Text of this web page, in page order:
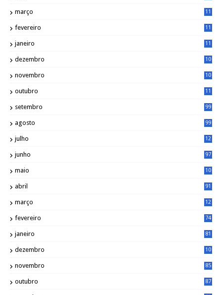
março
11
fevereiro
11
janeiro
11
dezembro
10
novembro
10
outubro
11
setembro 99
agosto 99
julho
12
junho 97
maio
10
abril 91
março
12
fevereiro 74
janeiro 81
dezembro
10
novembro 85
outubro 87